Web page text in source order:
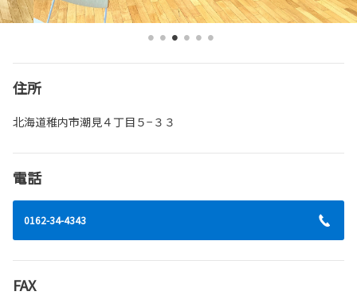
住所
北海道稚内市潮見４丁目５−３３
電話
0162-34-4343
FAX